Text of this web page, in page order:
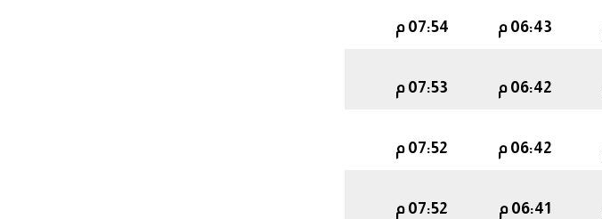
06:43 م 07:54 م
06:42 م 07:53 م
06:42 م 07:52 م
06:41 م 07:52 م